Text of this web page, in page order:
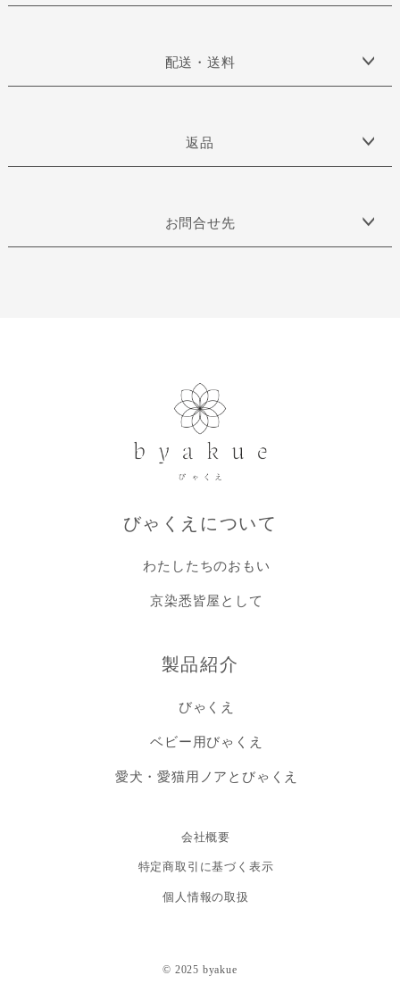
配送・送料
返品
お問合せ先
びゃくえについて
わたしたちのおもい
京染悉皆屋として
製品紹介
びゃくえ
ベビー用びゃくえ
愛犬・愛猫用ノアとびゃくえ
会社概要
特定商取引に基づく表示
個人情報の取扱
© 2025 byakue